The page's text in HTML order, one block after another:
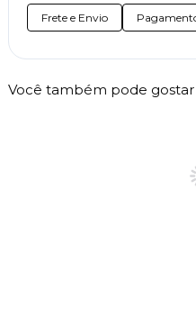
Frete e Envio
Você também pode